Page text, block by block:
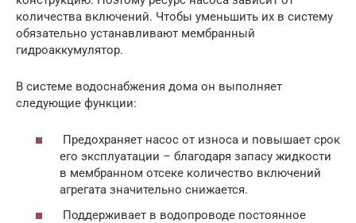
количества включений. Чтобы уменьшить их в систему
обязательно устанавливают мембранный
гидроаккумулятор.
В системе водоснабжения дома он выполняет
следующие функции:
Предохраняет насос от износа и повышает срок
его эксплуатации – благодаря запасу жидкости
в мембранном отсеке количество включений
агрегата значительно снижается.
Поддерживает в водопроводе постоянное